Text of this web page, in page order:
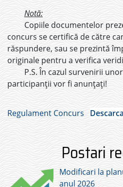
Notă:
Copiile documentelor
concurs se certifică de către
răspundere, sau se prezintă
originale pentru a verifica
P.S. În cazul survenirii
participanții vor fi anunțați!
Regulament Concurs
Postari
Modificari la
anul 2026